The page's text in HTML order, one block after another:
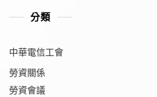
分類
中華電信工會
勞資關係
勞資會議